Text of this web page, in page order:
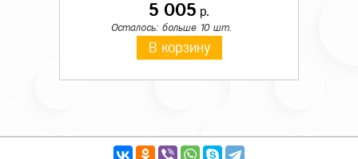
5 005 р.
Осталось: больше 10 шт.
В корзину